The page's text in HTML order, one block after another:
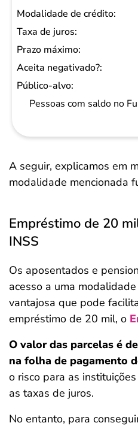
Pessoas com saldo no
A seguir, explicamos em
modalidade mencionada
Empréstimo de 20
INSS
Os aposentados e
acesso a uma
vantajosa que pode
empréstimo de 20 mil, o
O valor das parcelas é
na folha de pagamento
o risco para as
as taxas de juros.
No entanto, para